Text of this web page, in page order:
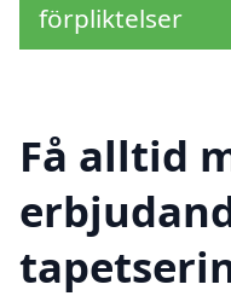
förpliktelser
Få alltid